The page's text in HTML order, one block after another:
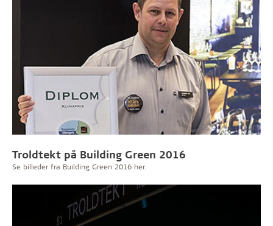
Troldtekt på Building Green 2016
Se billeder fra Building Green 2016 her.